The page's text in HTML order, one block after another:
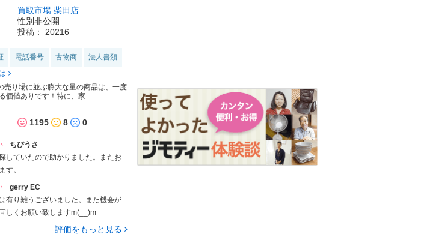
買取市場 柴田店
性別非公開
投稿： 20216
電話番号 古物商
法人書類
売り場に並ぶ膨大な量の商品は、一度
価値ありです！特に、家...
1195 8 0
ちびうさ
していたので助かりました。またお
す。
gerry EC
有り難うございました。また機会が
しくお願い致しますm(__)m
評価をもっと見る